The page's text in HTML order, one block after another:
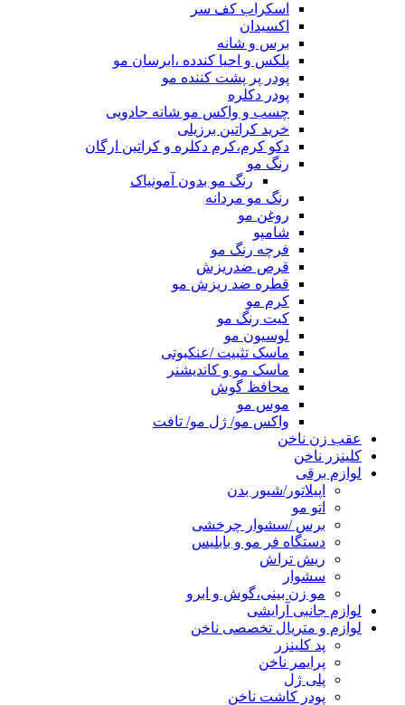
اسکراب کف سر
اکسیدان
برس و شانه
پلکس و احیا کندده ،ابرسان مو
پودر پر پشت کننده مو
پودر دکلره
چسب و واکس مو شانه جادویی
خرید کراتین برزیلی
دکو کرم،کرم دکلره و کراتین ارگان
رنگ مو
رنگ مو بدون آمونیاک
رنگ مو مردانه
روغن مو
شامپو
فرچه رنگ مو
قرص ضدریزش
قطره ضد ریزش مو
کرم مو
کیت رنگ مو
لوسیون مو
ماسک تثبیت /عنکبوتی
ماسک مو و کاندیشنر
محافظ گوش
موس مو
واکس مو/ ژل مو/ تافت
عقب زن ناخن
کلینزر ناخن
لوازم برقی
اپیلاتور/شیور بدن
اتو مو
برس /سشوار چرخشی
دستگاه فر مو و بابلیس
ریش تراش
سشوار
مو زن بینی،گوش و ابرو
لوازم جانبی آرایشی
لوازم و متریال تخصصی ناخن
پد کلینزر
پرایمر ناخن
پلی ژل
پودر کاشت ناخن